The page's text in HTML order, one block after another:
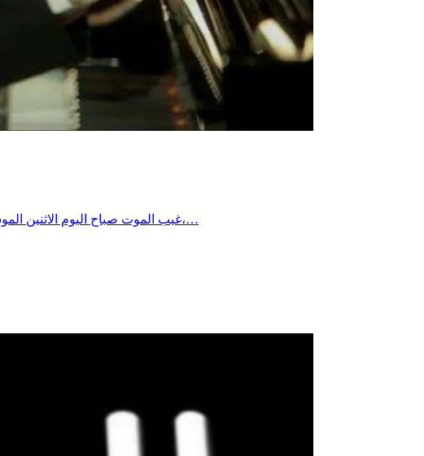
غيب الموت صباح اليوم الاثنين الموسيقار المصري الكبير هاني شنودة عن عمر يناهز 83 عاما، عقب أيام من دخوله في غيبوبة تامة وتراجع وضعه الصحي بشكل حرج،…